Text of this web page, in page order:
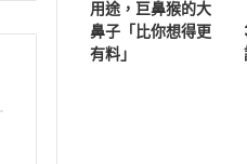
用途，巨鼻猴的大
鼻子「比你想得更
有料」